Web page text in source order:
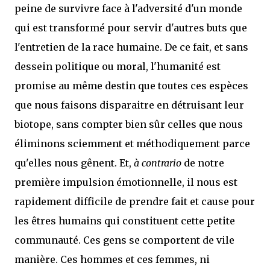
peine de survivre face à l'adversité d'un monde
qui est transformé pour servir d'autres buts que
l'entretien de la race humaine. De ce fait, et sans
dessein politique ou moral, l'humanité est
promise au même destin que toutes ces espèces
que nous faisons disparaitre en détruisant leur
biotope, sans compter bien sûr celles que nous
éliminons sciemment et méthodiquement parce
qu'elles nous gênent. Et, à contrario de notre
première impulsion émotionnelle, il nous est
rapidement difficile de prendre fait et cause pour
les êtres humains qui constituent cette petite
communauté. Ces gens se comportent de vile
manière. Ces hommes et ces femmes, ni